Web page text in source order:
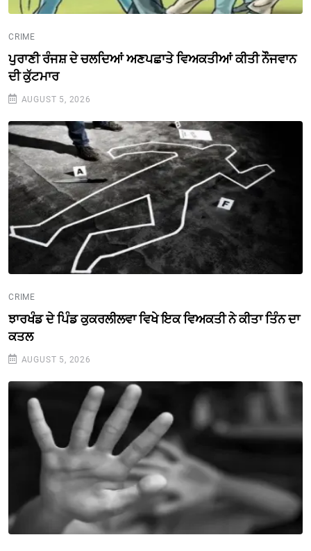
CRIME
ਪੁਰਾਣੀ ਰੰਜਸ਼ ਦੇ ਚਲਦਿਆਂ ਅਣਪਛਾਤੇ ਵਿਅਕਤੀਆਂ ਕੀਤੀ ਨੌੌਜਵਾਨ
ਦੀ ਕੁੱਟਮਾਰ
AUGUST 5, 2026
CRIME
ਝਾਰਖੰਡ ਦੇ ਪਿੰਡ ਕੁਕਰਲੀਲਵਾ ਵਿਖੇ ਇਕ ਵਿਅਕਤੀ ਨੇ ਕੀਤਾ ਤਿੰਨ ਦਾ
ਕਤਲ
AUGUST 5, 2026